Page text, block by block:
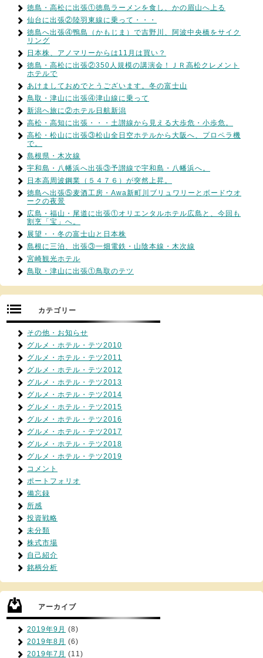
徳島・高松に出張①徳島ラーメンを食し、かの眉山へ上る
仙台に出張②陸羽東線に乗って・・・
徳島へ出張④鴨島（かもじま）で吉野川、阿波中央橋をサイク
リング
日本株、アノマリーからは11月は買い？
徳島・高松に出張②350人規模の講演会！ＪＲ高松クレメント
ホテルで
あけましておめでとうございます。冬の富士山
鳥取・津山に出張④津山線に乗って
新潟へ旅に②ホテル日航新潟
高松・高知に出張・・・土讃線から見える大歩危・小歩危。
高松・松山に出張③松山全日空ホテルから大阪へ、プロペラ機
で。
島根県・木次線
宇和島・八幡浜へ出張③予讃線で宇和島・八幡浜へ。
日本高周波鋼業（５４７６）が突然上昇。
徳島へ出張⑤麦酒工房・Awa新町川ブリュワリーとボードウオ
ークの夜景
広島・福山・尾道に出張①オリエンタルホテル広島と、今回も
割烹「宝」へ。
展望・・冬の富士山と日本株
島根に三泊、出張③一畑電鉄・山陰本線・木次線
宮崎観光ホテル
鳥取・津山に出張①鳥取のテツ
カテゴリー
その他・お知らせ
グルメ・ホテル・テツ2010
グルメ・ホテル・テツ2011
グルメ・ホテル・テツ2012
グルメ・ホテル・テツ2013
グルメ・ホテル・テツ2014
グルメ・ホテル・テツ2015
グルメ・ホテル・テツ2016
グルメ・ホテル・テツ2017
グルメ・ホテル・テツ2018
グルメ・ホテル・テツ2019
コメント
ポートフォリオ
備忘録
所感
投資戦略
未分類
株式市場
自己紹介
銘柄分析
アーカイブ
2019年9月 (8)
2019年8月 (6)
2019年7月 (11)